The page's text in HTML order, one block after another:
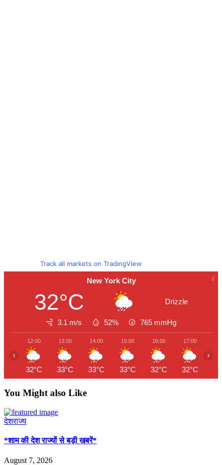
Track all markets on TradingView
New York City
32°C Drizzle
3.1 m/s 52% 765 mmHg
12:00
32°C
13:00
33°C
14:00
33°C
15:00
33°C
16:00
32°C
17:00
32°C
‹ ›
You Might also Like
देशराज्य
*शाम की देश राज्यों से बड़ी खबरें*
August 7, 2026